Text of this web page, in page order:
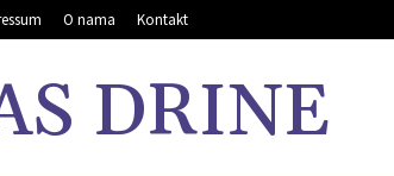
O nama Kontakt
DRINE